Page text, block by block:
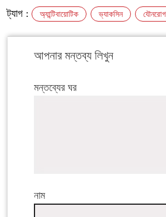
ট্যাগ : অ্যান্টিবায়োটিক ভ্যাকসিন যৌনরোগ
আপনার মন্তব্য লিখুন
মন্তব্যের ঘর
নাম